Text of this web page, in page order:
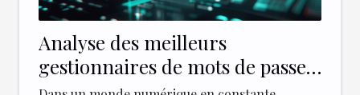
Analyse des meilleurs
gestionnaires de mots de passe